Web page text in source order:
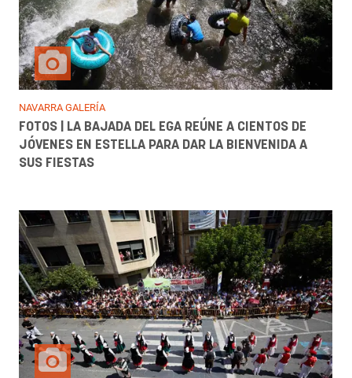
NAVARRA GALERÍA
FOTOS | LA BAJADA DEL EGA REÚNE A CIENTOS DE
JÓVENES EN ESTELLA PARA DAR LA BIENVENIDA A
SUS FIESTAS